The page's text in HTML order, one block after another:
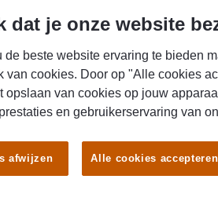
aan het werk, op
juiste
aan het juiste adres voor
Gedreven productie- en logistieke
Daarom zorgen wij ervoor dat
dat je onze website
de beste website ervaring te bieden
van cookies. Door op "Alle cookies
opslaan van cookies op jouw
en gebruikerservaring van
afwijzen Alle cookies accepteren